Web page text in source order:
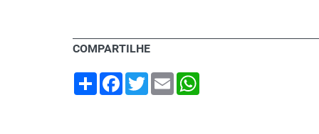
COMPARTILHE
Share Facebook
TwitterEmail